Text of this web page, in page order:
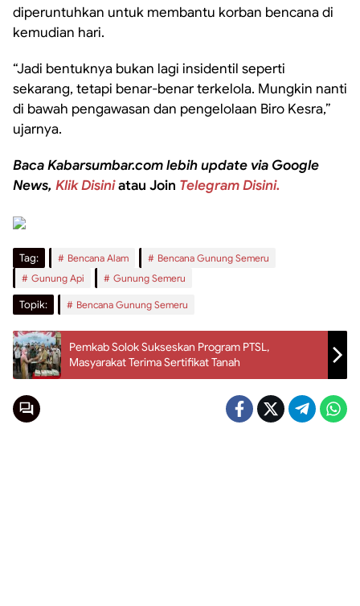
diperuntuhkan untuk membantu korban bencana di
kemudian hari.
“Jadi bentuknya bukan lagi insidentil seperti
sekarang, tetapi benar-benar terkelola. Mungkin nanti
di bawah pengawasan dan pengelolaan Biro Kesra,”
ujarnya.
Baca Kabarsumbar.com lebih update via Google
News, Klik Disiniatau Join Telegram Disini.
Tag: Bencana Alam
Bencana Gunung Semeru
Gunung Api
Gunung Semeru
Topik: Bencana Gunung Semeru
Pemkab Solok Sukseskan Program PTSL,
Masyarakat Terima Sertifikat Tanah